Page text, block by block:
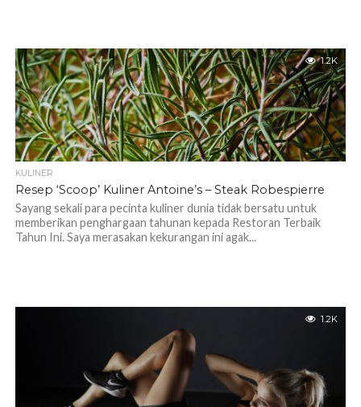
1.2K
KULINER
Resep ‘Scoop’ Kuliner Antoine’s – Steak Robespierre
Sayang sekali para pecinta kuliner dunia tidak bersatu untuk
memberikan penghargaan tahunan kepada Restoran Terbaik
Tahun Ini. Saya merasakan kekurangan ini agak...
1.2K